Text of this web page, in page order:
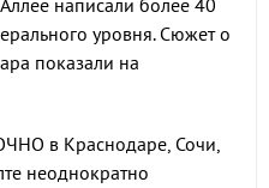
написали более 40
уровня. Сюжет о
показали на
в Краснодаре, Сочи,
неоднократно